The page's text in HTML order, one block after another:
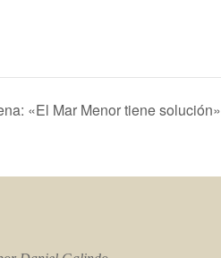
«El Mar Menor tiene solución»